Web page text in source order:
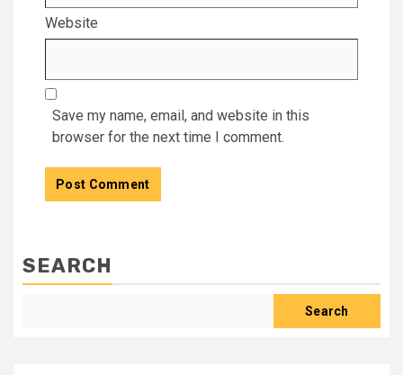
Website
Save my name, email, and website in this
browser for the next time I comment.
SEARCH
Search